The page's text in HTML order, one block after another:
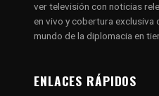
ver televisión con noticias
en vivo y cobertura exclusiva
mundo de la diplomacia en
ENLACES RÁPIDOS